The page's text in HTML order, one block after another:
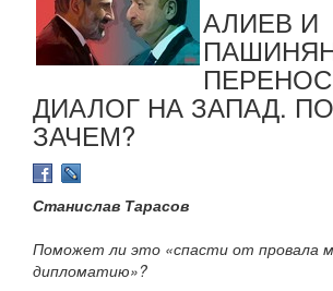
АЛИЕВ И
ДИАЛОГ НА ЗАПАД.
ЗАЧЕМ?
Станислав Тарасов
Поможет ли это «спасти от провала
дипломатию»?